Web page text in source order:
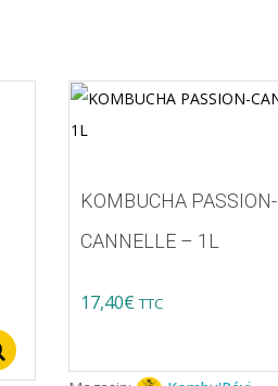
KOMBUCHA PASSION-
CANNELLE – 1L
17,40€ TTC